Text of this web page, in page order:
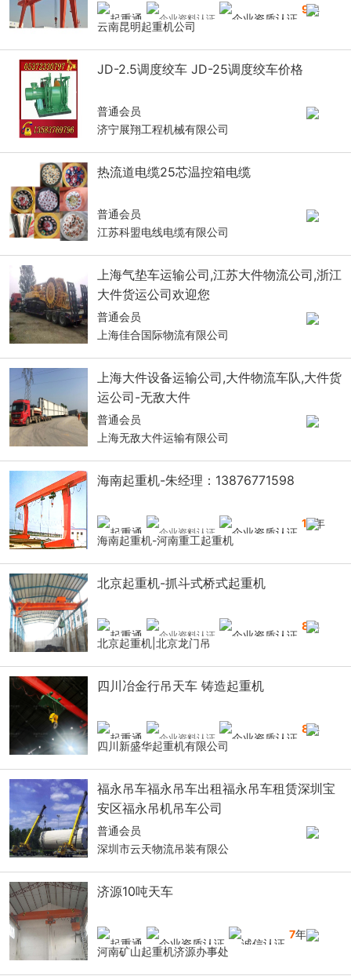
9年
云南昆明起重机公司
JD-2.5调度绞车 JD-25调度绞车价格
普通会员
济宁展翔工程机械有限公司
热流道电缆25芯温控箱电缆
普通会员
江苏科盟电线电缆有限公司
上海气垫车运输公司,江苏大件物流公司,浙江
大件货运公司欢迎您
普通会员
上海佳合国际物流有限公司
上海大件设备运输公司,大件物流车队,大件货
运公司-无敌大件
普通会员
上海无敌大件运输有限公司
海南起重机-朱经理：13876771598
14年
海南起重机-河南重工起重机
北京起重机-抓斗式桥式起重机
8年
北京起重机|北京龙门吊
四川冶金行吊天车 铸造起重机
8年
四川新盛华起重机有限公司
福永吊车福永吊车出租福永吊车租赁深圳宝
安区福永吊机吊车公司
普通会员
深圳市云天物流吊装有限公
济源10吨天车
7年
河南矿山起重机济源办事处